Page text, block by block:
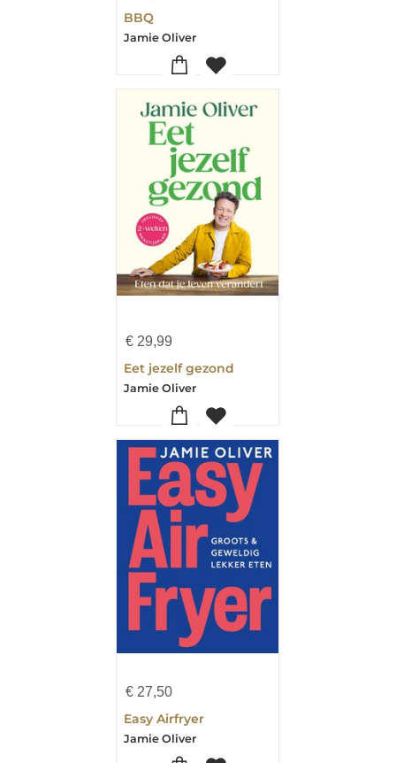
BBQ
Jamie Oliver
€ 29,99
Eet jezelf gezond
Jamie Oliver
€ 27,50
Easy Airfryer
Jamie Oliver